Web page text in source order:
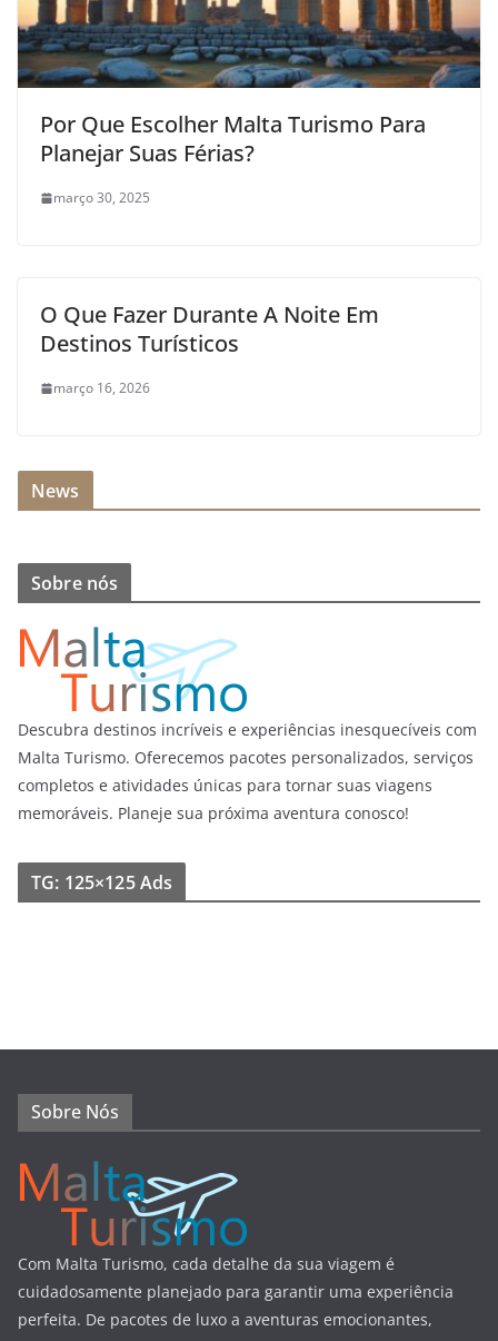
Por Que Escolher Malta Turismo Para
Planejar Suas Férias?
março 30, 2025
O Que Fazer Durante A Noite Em
Destinos Turísticos
março 16, 2026
News
Sobre nós
Descubra destinos incríveis e experiências inesquecíveis com
Malta Turismo. Oferecemos pacotes personalizados, serviços
completos e atividades únicas para tornar suas viagens
memoráveis. Planeje sua próxima aventura conosco!
TG: 125×125 Ads
Sobre Nós
Com Malta Turismo, cada detalhe da sua viagem é
cuidadosamente planejado para garantir uma experiência
perfeita. De pacotes de luxo a aventuras emocionantes,